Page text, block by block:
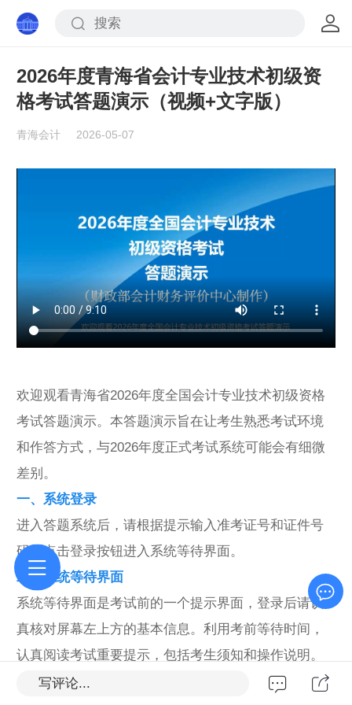
2026年度青海省会计专业技术初级资
格考试答题演示（视频+文字版）
青海会计 2026-05-07
欢迎观看青海省2026年度全国会计专业技术初级资格
考试答题演示。本答题演示旨在让考生熟悉考试环境
和作答方式，与2026年度正式考试系统可能会有细微
差别。
一、系统登录
进入答题系统后，请根据提示输入准考证号和证件号
码，点击登录按钮进入系统等待界面。
二、系统等待界面
系统等待界面是考试前的一个提示界面，登录后请认
真核对屏幕左上方的基本信息。利用考前等待时间，
认真阅读考试重要提示，包括考生须知和操作说明。
点击考生须知按钮，进入考生须知具体说明。点击操
写评论...